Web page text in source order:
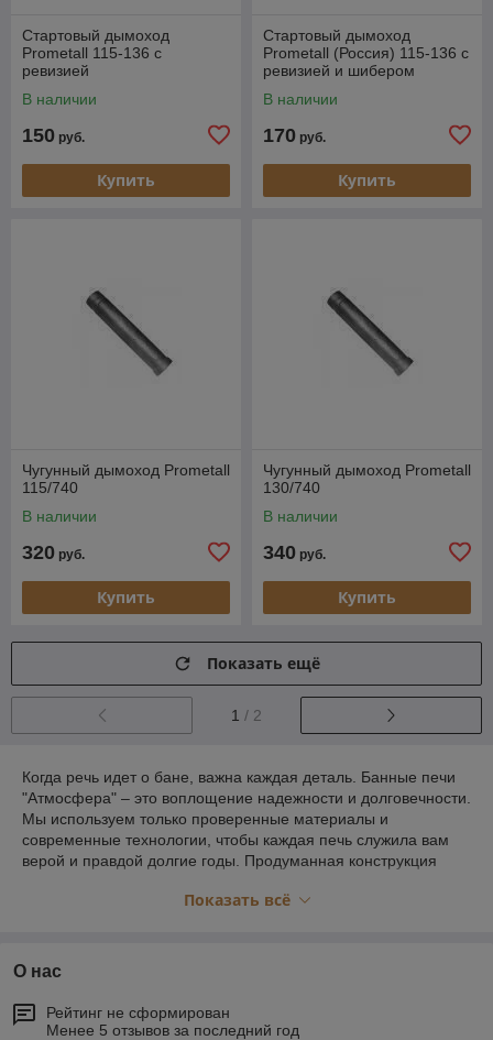
Стартовый дымоход
Prometall 115-136 с
ревизией
В наличии
150 руб.
Купить
Стартовый дымоход
Prometall (Россия) 115-136 с
ревизией и шибером
В наличии
170 руб.
Купить
Чугунный дымоход Prometall
115/740
В наличии
320 руб.
Купить
Чугунный дымоход Prometall
130/740
В наличии
340 руб.
Купить
Показать ещё
1 / 2
Когда речь идет о бане, важна каждая деталь. Банные печи
"Атмосфера" – это воплощение надежности и долговечности.
Мы используем только проверенные материалы и
современные технологии, чтобы каждая печь служила вам
верой и правдой долгие годы. Продуманная конструкция
парения, позволяя вам наслаждаться всеми
проверенное временем, и уверенность в каждом походе в
У нас можно приобрести любую модель банной печи
Атмосфера по лучшей цене в Беларуси и бесплатной
Показать всё
О нас
Рейтинг не сформирован
Менее 5 отзывов за последний год